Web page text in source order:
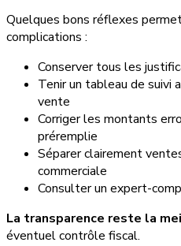
Quelques bons réflexes
complications :
Conserver tous les
Tenir un tableau de suivi
vente
Corriger les montants
préremplie
Séparer clairement
commerciale
Consulter un expert-
La transparence reste la
éventuel contrôle fiscal.